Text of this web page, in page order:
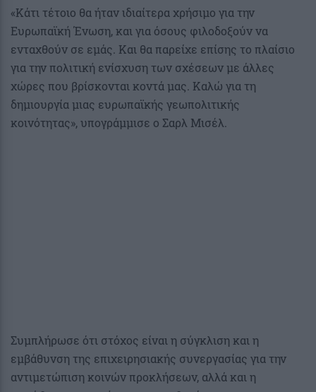
«Κάτι τέτοιο θα ήταν ιδιαίτερα χρήσιμο για την
Ευρωπαϊκή Ένωση, και για όσους φιλοδοξούν να
ενταχθούν σε εμάς. Και θα παρείχε επίσης το πλαίσιο
για την πολιτική ενίσχυση των σχέσεων με άλλες
χώρες που βρίσκονται κοντά μας. Καλώ για τη
δημιουργία μιας ευρωπαϊκής γεωπολιτικής
κοινότητας», υπογράμμισε ο Σαρλ Μισέλ.
Συμπλήρωσε ότι στόχος είναι η σύγκλιση και η
εμβάθυνση της επιχειρησιακής συνεργασίας για την
αντιμετώπιση κοινών προκλήσεων, αλλά και η